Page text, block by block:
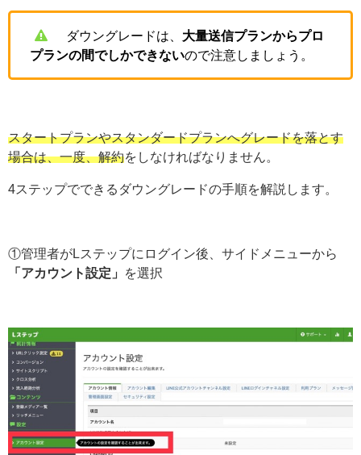
ダウングレードは、 大量送信プランからプロ
プランの間でしかできないので注意しましょう。
スタートプランやスタンダードプランへグレードを落とす
場合は、一度、解約をしなければなりません。
4ステップでできるダウングレードの手順を解説します。
①管理者がLステップにログイン後、サイドメニューから
「アカウント設定」
を選択